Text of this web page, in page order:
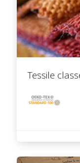
Tessile